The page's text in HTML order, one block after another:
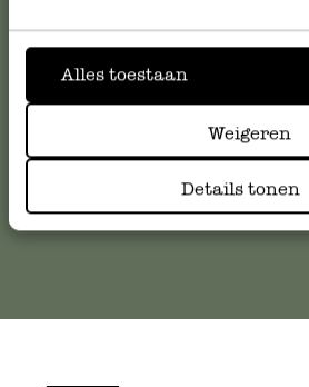
Alles toestaan
Weigeren
Details tonen
meestgestelde vragen.
klantenservice@dille-kamille.com
Online Klantenservice